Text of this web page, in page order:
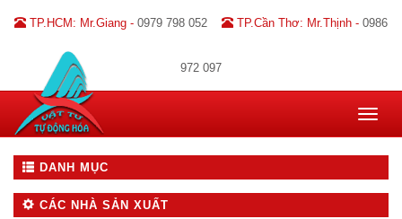
TP.HCM: Mr.Giang - 0979 798 052 TP.Cần Thơ: Mr.Thịnh - 0986
972 097
Toggle
DANH MỤC
CÁC NHÀ SẢN XUẤT